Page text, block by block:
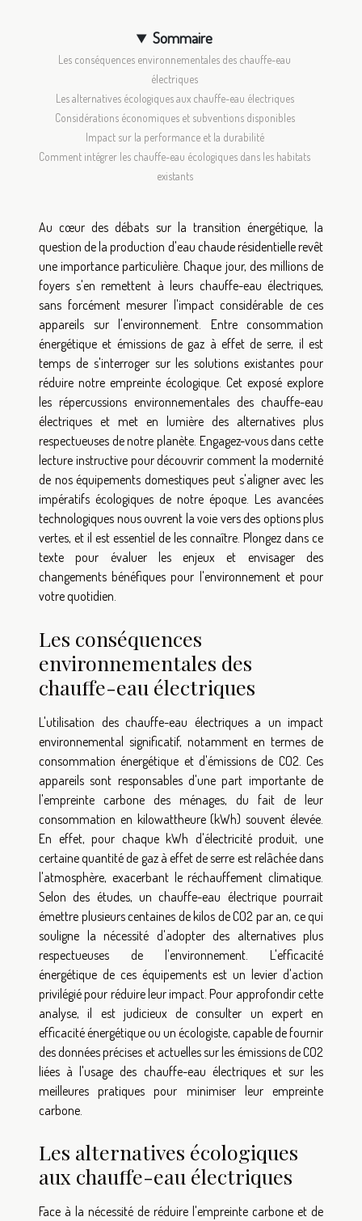
Sommaire
Les conséquences environnementales des chauffe-eau
électriques
Les alternatives écologiques aux chauffe-eau électriques
Considérations économiques et subventions disponibles
Impact sur la performance et la durabilité
Comment intégrer les chauffe-eau écologiques dans les habitats
existants
Au cœur des débats sur la transition énergétique, la
question de la production d'eau chaude résidentielle revêt
une importance particulière. Chaque jour, des millions de
foyers s'en remettent à leurs chauffe-eau électriques,
sans forcément mesurer l'impact considérable de ces
appareils sur l'environnement. Entre consommation
énergétique et émissions de gaz à effet de serre, il est
temps de s'interroger sur les solutions existantes pour
réduire notre empreinte écologique. Cet exposé explore
les répercussions environnementales des chauffe-eau
électriques et met en lumière des alternatives plus
respectueuses de notre planète. Engagez-vous dans cette
lecture instructive pour découvrir comment la modernité
de nos équipements domestiques peut s'aligner avec les
impératifs écologiques de notre époque. Les avancées
technologiques nous ouvrent la voie vers des options plus
vertes, et il est essentiel de les connaître. Plongez dans ce
texte pour évaluer les enjeux et envisager des
changements bénéfiques pour l'environnement et pour
votre quotidien.
Les conséquences
environnementales des
chauffe-eau électriques
L'utilisation des chauffe-eau électriques a un impact
environnemental significatif, notamment en termes de
consommation énergétique et d'émissions de CO2. Ces
appareils sont responsables d'une part importante de
l'empreinte carbone des ménages, du fait de leur
consommation en kilowattheure (kWh) souvent élevée.
En effet, pour chaque kWh d'électricité produit, une
certaine quantité de gaz à effet de serre est relâchée dans
l'atmosphère, exacerbant le réchauffement climatique.
Selon des études, un chauffe-eau électrique pourrait
émettre plusieurs centaines de kilos de CO2 par an, ce qui
souligne la nécessité d'adopter des alternatives plus
respectueuses de l'environnement. L'efficacité
énergétique de ces équipements est un levier d'action
privilégié pour réduire leur impact. Pour approfondir cette
analyse, il est judicieux de consulter un expert en
efficacité énergétique ou un écologiste, capable de fournir
des données précises et actuelles sur les émissions de CO2
liées à l'usage des chauffe-eau électriques et sur les
meilleures pratiques pour minimiser leur empreinte
carbone.
Les alternatives écologiques
aux chauffe-eau électriques
Face à la nécessité de réduire l'empreinte carbone et de